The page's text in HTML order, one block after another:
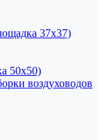
37х37)
50х50)
воздуховодов